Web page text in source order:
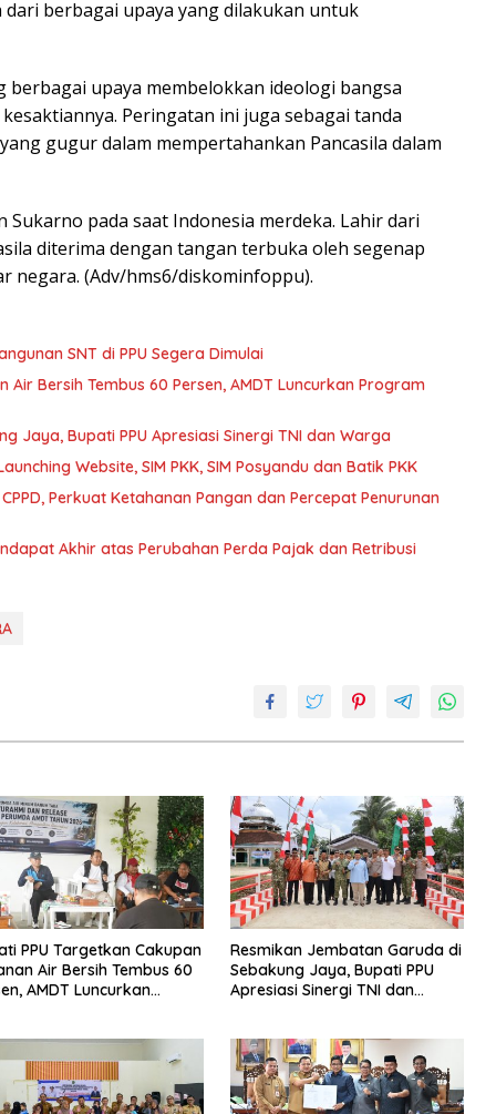
berbagai upaya yang dilakukan untuk
berbagai upaya membelokkan ideologi bangsa
Peringatan ini juga sebagai tanda
gugur dalam mempertahankan Pancasila dalam
Sukarno pada saat Indonesia merdeka. Lahir dari
diterima dengan tangan terbuka oleh segenap
negara. (Adv/hms6/diskominfoppu).
SNT di PPU Segera Dimulai
Bersih Tembus 60 Persen, AMDT Luncurkan Program
Jaya, Bupati PPU Apresiasi Sinergi TNI dan Warga
Website, SIM PKK, SIM Posyandu dan Batik PKK
Perkuat Ketahanan Pangan dan Percepat Penurunan
Akhir atas Perubahan Perda Pajak dan Retribusi
PPU Targetkan Cakupan
Air Bersih Tembus 60
AMDT Luncurkan
Resmikan Jembatan Garuda di
Sebakung Jaya, Bupati PPU
Apresiasi Sinergi TNI dan